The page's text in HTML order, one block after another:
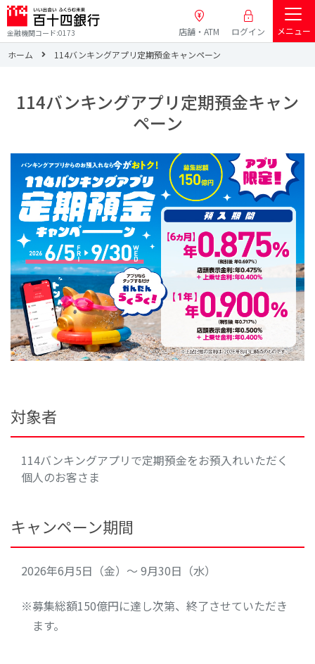
金融機関コード:0173 店舗・ATM ログイン
メニュー
ホーム
114バンキングアプリ定期預金キャンペーン
114バンキングアプリ定期預金キャン
ペーン
対象者
114バンキングアプリで定期預金をお預入れいただく
個人のお客さま
キャンペーン期間
2026年6月5日（金）～ 9月30日（水）
募集総額150億円に達し次第、終了させていただき
ます。